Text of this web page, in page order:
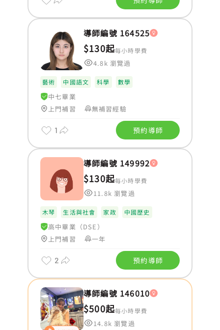
導師編號 164525
$130起每小時學費
4.8k 瀏覽過
藝術 中國語文 科學 數學
中七畢業
上門補習
無補習經驗
1 預約導師
導師編號 149992
$130起每小時學費
11.8k 瀏覽過
木琴 生活與社會 家政 中國歷史
高中畢業（DSE）
上門補習
一年
2 預約導師
導師編號 146010
$500起每小時學費
14.8k 瀏覽過